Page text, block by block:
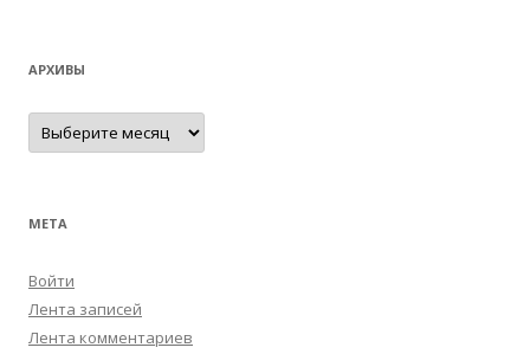
АРХИВЫ
Архивы
МЕТА
Войти
Лента записей
Лента комментариев